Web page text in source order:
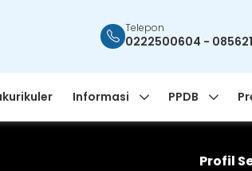
Telepon
0222500604 -
Informasi PPDB
Profil